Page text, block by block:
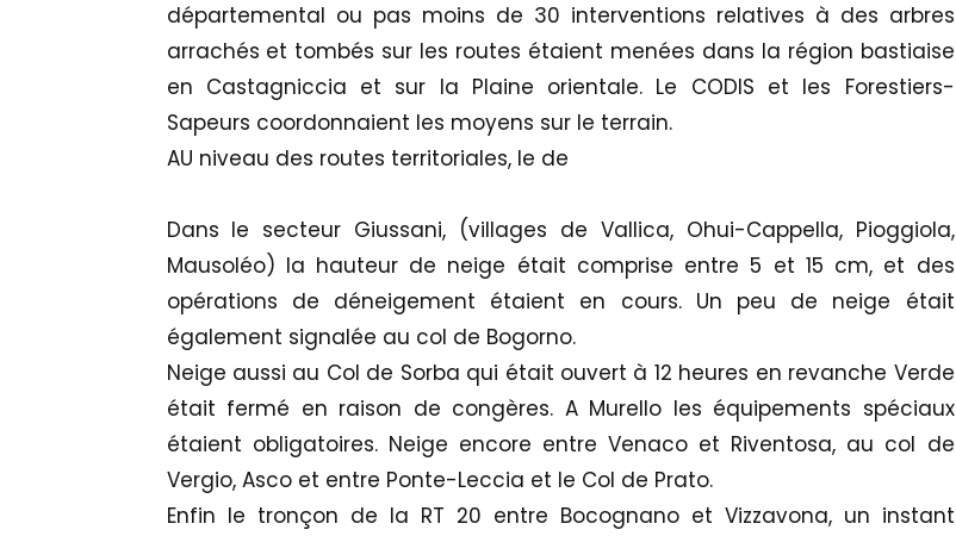
départemental ou pas moins de 30 interventions relatives à des arbres
arrachés et tombés sur les routes étaient menées dans la région bastiaise
en Castagniccia et sur la Plaine orientale. Le CODIS et les Forestiers-
Sapeurs coordonnaient les moyens sur le terrain.
AU niveau des routes territoriales, le de
Dans le secteur Giussani, (villages de Vallica, Ohui-Cappella, Pioggiola,
Mausoléo) la hauteur de neige était comprise entre 5 et 15 cm, et des
opérations de déneigement étaient en cours. Un peu de neige était
également signalée au col de Bogorno.
Neige aussi au Col de Sorba qui était ouvert à 12 heures en revanche Verde
était fermé en raison de congères. A Murello les équipements spéciaux
étaient obligatoires. Neige encore entre Venaco et Riventosa, au col de
Vergio, Asco et entre Ponte-Leccia et le Col de Prato.
Enfin le tronçon de la RT 20 entre Bocognano et Vizzavona, un instant